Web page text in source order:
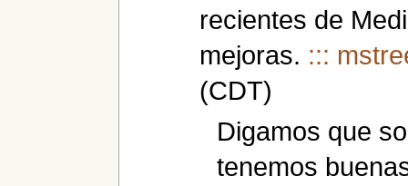
recientes de
mejoras. :::
(CDT)
Digamos que
tenemos